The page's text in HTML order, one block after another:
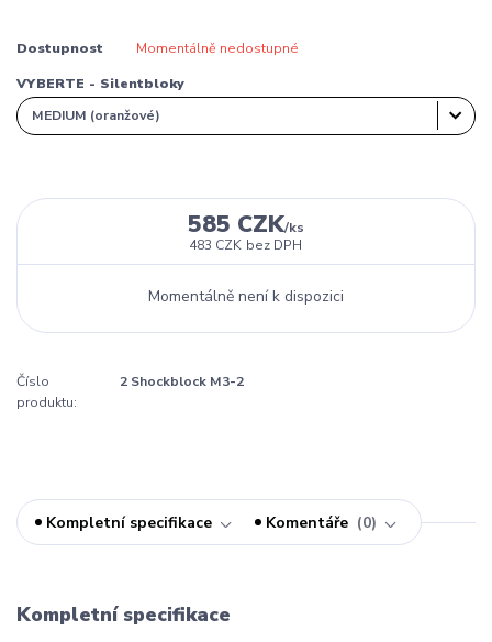
Dostupnost Momentálně nedostupné
VYBERTE - Silentbloky
585 CZK/ks
483 CZK bez DPH
Momentálně není k dispozici
Číslo
produktu:
2 Shockblock M3-2
Kompletní specifikace Komentáře 0
Kompletní specifikace